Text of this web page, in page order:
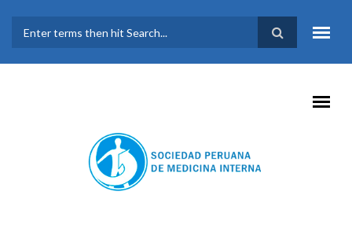
FORMULARIO DE
BÚSQUEDA